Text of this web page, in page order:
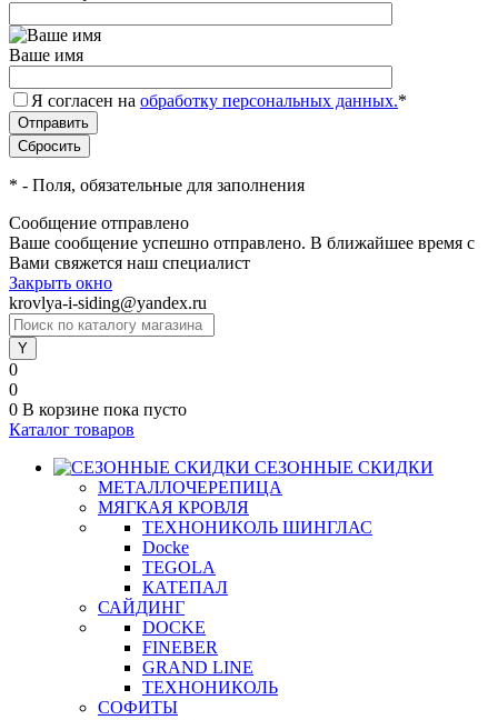
Ваше имя
Я согласен на обработку персональных данных.*
* - Поля, обязательные для заполнения
Сообщение отправлено
Ваше сообщение успешно отправлено. В ближайшее время с
Вами свяжется наш специалист
Закрыть окно
krovlya-i-siding@yandex.ru
0
0
0 В корзине пока пусто
Каталог товаров
СЕЗОННЫЕ СКИДКИ
МЕТАЛЛОЧЕРЕПИЦА
МЯГКАЯ КРОВЛЯ
ТЕХНОНИКОЛЬ ШИНГЛАС
Docke
TEGOLA
КАТЕПАЛ
САЙДИНГ
DOCKE
FINEBER
GRAND LINE
ТЕХНОНИКОЛЬ
СОФИТЫ